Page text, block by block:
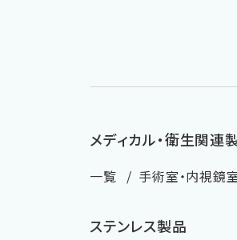
メディカル・衛生関連
一覧 手術室・内視鏡
ステンレス製品